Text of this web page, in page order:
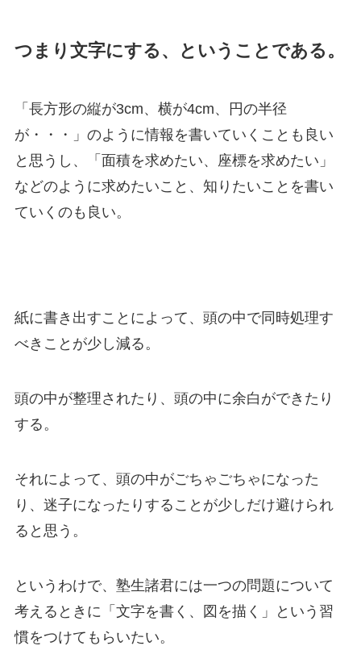
つまり文字にする、ということである。
「長方形の縦が3cm、横が4cm、円の半径
が・・・」のように情報を書いていくことも良い
と思うし、「面積を求めたい、座標を求めたい」
などのように求めたいこと、知りたいことを書い
ていくのも良い。
紙に書き出すことによって、頭の中で同時処理す
べきことが少し減る。
頭の中が整理されたり、頭の中に余白ができたり
する。
それによって、頭の中がごちゃごちゃになった
り、迷子になったりすることが少しだけ避けられ
ると思う。
というわけで、塾生諸君には一つの問題について
考えるときに「文字を書く、図を描く」という習
慣をつけてもらいたい。